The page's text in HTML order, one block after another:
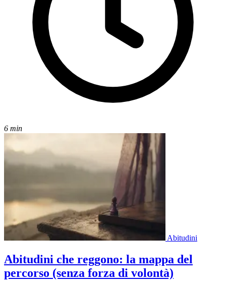
6 min
Abitudini
Abitudini che reggono: la mappa del
percorso (senza forza di volontà)